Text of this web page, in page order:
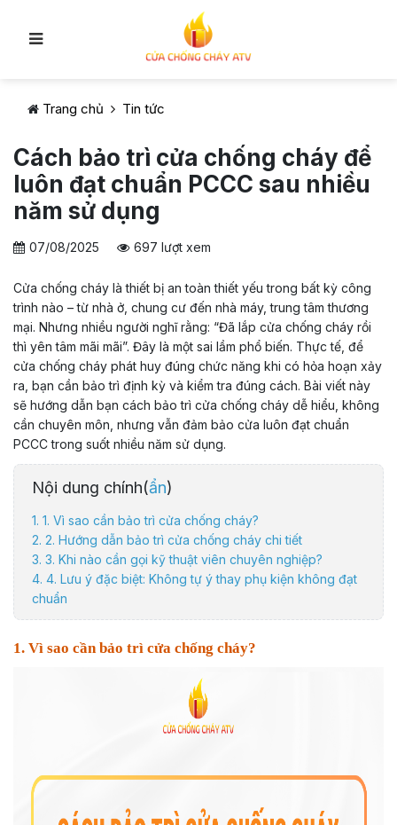
Trang chủ Tin tức
Cách bảo trì cửa chống cháy để
luôn đạt chuẩn PCCC sau nhiều
năm sử dụng
07/08/2025 697 lượt xem
Cửa chống cháy là thiết bị an toàn thiết yếu trong bất kỳ công
trình nào – từ nhà ở, chung cư đến nhà máy, trung tâm thương
mại. Nhưng nhiều người nghĩ rằng: “Đã lắp cửa chống cháy rồi
thì yên tâm mãi mãi”. Đây là một sai lầm phổ biến. Thực tế, để
cửa chống cháy phát huy đúng chức năng khi có hỏa hoạn xảy
ra, bạn cần bảo trì định kỳ và kiểm tra đúng cách. Bài viết này
sẽ hướng dẫn bạn cách bảo trì cửa chống cháy dễ hiểu, không
cần chuyên môn, nhưng vẫn đảm bảo cửa luôn đạt chuẩn
PCCC trong suốt nhiều năm sử dụng.
Nội dung chính(ẩn)
1. 1. Vì sao cần bảo trì cửa chống cháy?
2. 2. Hướng dẫn bảo trì cửa chống cháy chi tiết
3. 3. Khi nào cần gọi kỹ thuật viên chuyên nghiệp?
4. 4. Lưu ý đặc biệt: Không tự ý thay phụ kiện không đạt
chuẩn
1. Vì sao cần bảo trì cửa chống cháy?